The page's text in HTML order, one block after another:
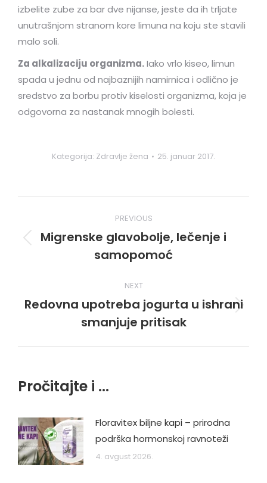
izbelite zube za bar dve nijanse, jeste da ih trljate
unutrašnjom stranom kore limuna na koju ste stavili
malo soli.
Za alkalizaciju organizma.Iako vrlo kiseo, limun
spada u jednu od najbaznijih namirnica i odlično je
sredstvo za borbu protiv kiselosti organizma, koja je
odgovorna za nastanak mnogih bolesti.
Kategorija: Zdravlje žena 25. januar 2017.
navigation
PREVIOUS
Previous
post:
Migrenske glavobolje, lečenje i
samopomoć
NEXT
Next
post:
Redovna upotreba jogurta u ishrani
smanjuje pritisak
Pročitajte i ...
Floravitex biljne kapi – prirodna
podrška hormonskoj ravnoteži
4. avgust 2026.